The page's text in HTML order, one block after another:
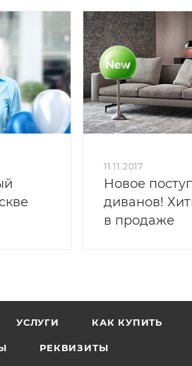
11.11.2017
Новое
диванов!
в продаже
УСЛУГИ КАК КУПИТЬ
РЕКВИЗИТЫ